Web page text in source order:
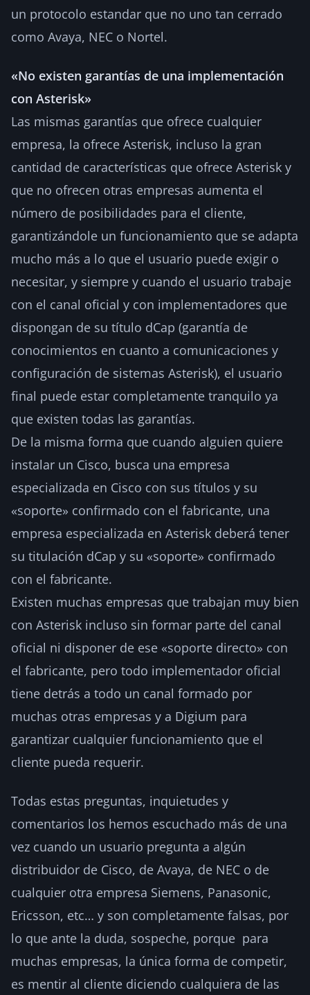
un protocolo estandar que no uno tan cerrado
como Avaya, NEC o Nortel.
«No existen garantías de una implementación
con Asterisk»
Las mismas garantías que ofrece cualquier
empresa, la ofrece Asterisk, incluso la gran
cantidad de características que ofrece Asterisk y
que no ofrecen otras empresas aumenta el
número de posibilidades para el cliente,
garantizándole un funcionamiento que se adapta
mucho más a lo que el usuario puede exigir o
necesitar, y siempre y cuando el usuario trabaje
con el canal oficial y con implementadores que
dispongan de su título dCap (garantía de
conocimientos en cuanto a comunicaciones y
configuración de sistemas Asterisk), el usuario
final puede estar completamente tranquilo ya
que existen todas las garantías.
De la misma forma que cuando alguien quiere
instalar un Cisco, busca una empresa
especializada en Cisco con sus títulos y su
«soporte» confirmado con el fabricante, una
empresa especializada en Asterisk deberá tener
su titulación dCap y su «soporte» confirmado
con el fabricante.
Existen muchas empresas que trabajan muy bien
con Asterisk incluso sin formar parte del canal
oficial ni disponer de ese «soporte directo» con
el fabricante, pero todo implementador oficial
tiene detrás a todo un canal formado por
muchas otras empresas y a Digium para
garantizar cualquier funcionamiento que el
cliente pueda requerir.
Todas estas preguntas, inquietudes y
comentarios los hemos escuchado más de una
vez cuando un usuario pregunta a algún
distribuidor de Cisco, de Avaya, de NEC o de
cualquier otra empresa Siemens, Panasonic,
Ericsson, etc… y son completamente falsas, por
lo que ante la duda, sospeche, porque para
muchas empresas, la única forma de competir,
es mentir al cliente diciendo cualquiera de las